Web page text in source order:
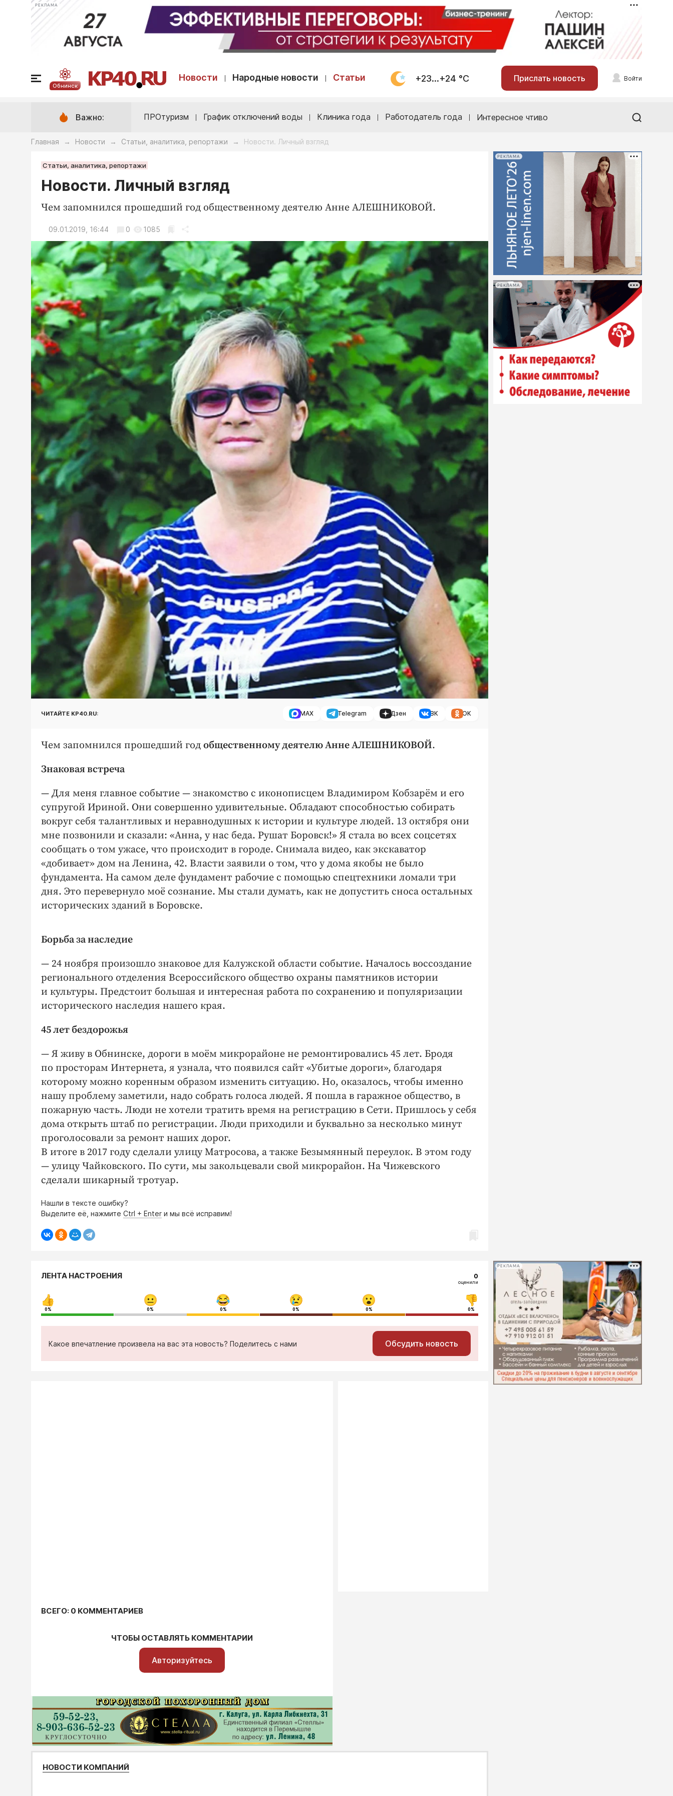
РЕКЛАМА
Обнинск
Новости Народные новости Статьи +23...+24 °С Прислать новость Войти
Важно: ПРОтуризм График отключений воды Клиника года Работодатель года Интересное чтиво
Главная → Новости → Статьи, аналитика, репортажи → Новости. Личный взгляд
Статьи, аналитика, репортажи
Новости. Личный взгляд
Чем запомнился прошедший год общественному деятелю Анне АЛЕШНИКОВОЙ.
09.01.2019, 16:44 0 1085
ЧИТАЙТЕ KP40.RU: MAX Telegram Дзен ВК ОК
Чем запомнился прошедший год общественному деятелю Анне АЛЕШНИКОВОЙ.
Знаковая встреча
— Для меня главное событие — знакомство с иконописцем Владимиром Кобзарём и его
супругой Ириной. Они совершенно удивительные. Обладают способностью собирать
вокруг себя талантливых и неравнодушных к истории и культуре людей. 13 октября они
мне позвонили и сказали: «Анна, у нас беда. Рушат Боровск!» Я стала во всех соцсетях
сообщать о том ужасе, что происходит в городе. Снимала видео, как экскаватор
«добивает» дом на Ленина, 42. Власти заявили о том, что у дома якобы не было
фундамента. На самом деле фундамент рабочие с помощью спецтехники ломали три
дня. Это перевернуло моё сознание. Мы стали думать, как не допустить сноса остальных
исторических зданий в Боровске.
Борьба за наследие
— 24 ноября произошло знаковое для Калужской области событие. Началось воссоздание
регионального отделения Всероссийского общество охраны памятников истории
и культуры. Предстоит большая и интересная работа по сохранению и популяризации
исторического наследия нашего края.
45 лет бездорожья
— Я живу в Обнинске, дороги в моём микрорайоне не ремонтировались 45 лет. Бродя
по просторам Интернета, я узнала, что появился сайт «Убитые дороги», благодаря
которому можно коренным образом изменить ситуацию. Но, оказалось, чтобы именно
нашу проблему заметили, надо собрать голоса людей. Я пошла в гаражное общество, в
пожарную часть. Люди не хотели тратить время на регистрацию в Сети. Пришлось у себя
дома открыть штаб по регистрации. Люди приходили и буквально за несколько минут
проголосовали за ремонт наших дорог.
В итоге в 2017 году сделали улицу Матросова, а также Безымянный переулок. В этом году
— улицу Чайковского. По сути, мы закольцевали свой микрорайон. На Чижевского
сделали шикарный тротуар.
Нашли в тексте ошибку?
Выделите её, нажмите Ctrl + Enter и мы всё исправим!
РЕКЛАМА
РЕКЛАМА
ЛЕНТА НАСТРОЕНИЯ 0
оценили
0% 0% 0% 0% 0% 0%
Какое впечатление произвела на вас эта новость? Поделитесь с нами Обсудить новость
ВСЕГО: 0 КОММЕНТАРИЕВ
ЧТОБЫ ОСТАВЛЯТЬ КОММЕНТАРИИ
Авторизуйтесь
НОВОСТИ КОМПАНИЙ
РЕКЛАМА